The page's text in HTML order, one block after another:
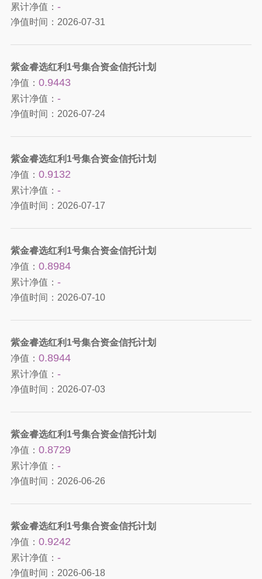
累计净值： -
净值时间： 2026-07-31
紫金睿选红利1号集合资金信托计划
净值： 0.9443
累计净值： -
净值时间： 2026-07-24
紫金睿选红利1号集合资金信托计划
净值： 0.9132
累计净值： -
净值时间： 2026-07-17
紫金睿选红利1号集合资金信托计划
净值： 0.8984
累计净值： -
净值时间： 2026-07-10
紫金睿选红利1号集合资金信托计划
净值： 0.8944
累计净值： -
净值时间： 2026-07-03
紫金睿选红利1号集合资金信托计划
净值： 0.8729
累计净值： -
净值时间： 2026-06-26
紫金睿选红利1号集合资金信托计划
净值： 0.9242
累计净值： -
净值时间： 2026-06-18